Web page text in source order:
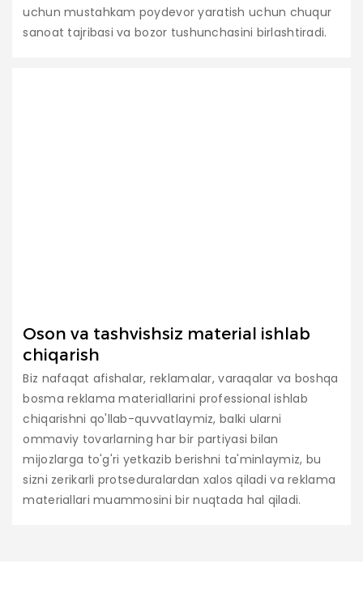
uchun mustahkam poydevor yaratish uchun chuqur
sanoat tajribasi va bozor tushunchasini birlashtiradi.
Oson va tashvishsiz material ishlab
chiqarish
Biz nafaqat afishalar, reklamalar, varaqalar va boshqa
bosma reklama materiallarini professional ishlab
chiqarishni qo'llab-quvvatlaymiz, balki ularni
ommaviy tovarlarning har bir partiyasi bilan
mijozlarga to'g'ri yetkazib berishni ta'minlaymiz, bu
sizni zerikarli protseduralardan xalos qiladi va reklama
materiallari muammosini bir nuqtada hal qiladi.